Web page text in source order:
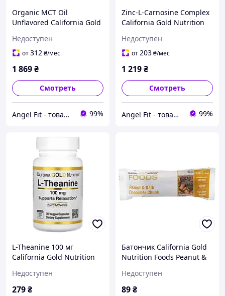
Organic MCT Oil
Unflavored California Gold
Недоступен
от312₴/мес
1 869₴
Смотреть
Angel Fit - товари для здоров'я, спорту та активного життя 99%
Zinc-L-Carnosine Complex
California Gold Nutrition
Недоступен
от203₴/мес
1 219₴
Смотреть
Angel Fit - товари для здоров'я, спорту та активного життя 99%
L-Theanine 100 мг
California Gold Nutrition
Недоступен
279₴
Батончик California Gold
Nutrition Foods Peanut &
Недоступен
89₴